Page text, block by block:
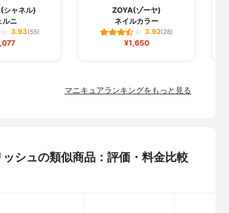
シャネル)
ルニ
3.93(55)
ZOYA(ゾーヤ)
ネイルカラー
3.92(28)
¥1,650
マニキュアランキングをもっと見る
シュの類似商品：評価・料金比較